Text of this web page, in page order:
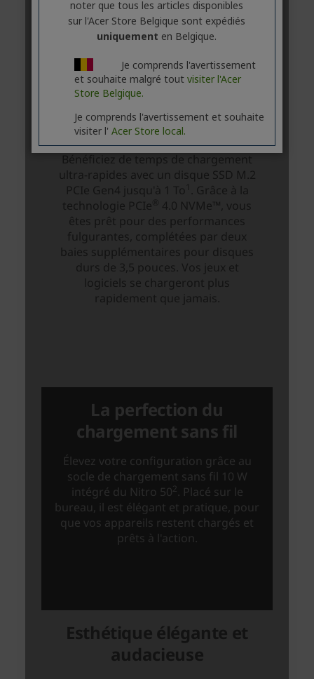
noter que tous les articles disponibles
sur l'Acer Store Belgique sont expédiés
uniquement en Belgique.
Je comprends l'avertissement
et souhaite malgré tout visiter l'Acer
Store Belgique.
Je comprends l'avertissement et souhaite
visiter l' Acer Store local.